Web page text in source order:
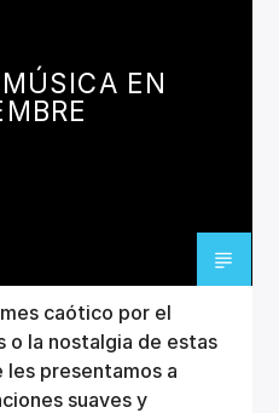
EN
caótico por el
o la nostalgia de estas
les presentamos a
suaves y